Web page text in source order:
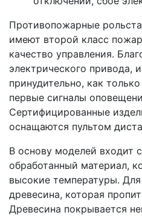
Противопожарные
имеют второй класс
качество управления.
электрического привода,
принудительно, как
первые сигналы
Сертифицированные
оснащаются пультом
В основу моделей входит
обработанный материал,
высокие температуры.
древесина, которая
Древесина покрывается